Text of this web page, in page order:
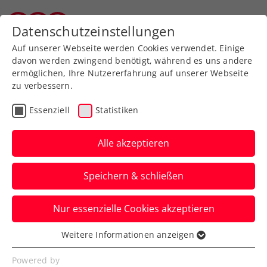
Zurück zur Newsübersicht
Turniere
ALPSTAR 44.
International Spring
Bowl: Hipfl steht vor
Heimtriumph
Alexandra Zimmer ist hingegen im
Halbfinale des ITF-Jugendturniers in St.
Pölten ausgeschieden.
Datenschutzeinstellungen
Auf unserer Webseite werden Cookies verwendet. Einige
davon werden zwingend benötigt, während es uns andere
ermöglichen, Ihre Nutzererfahrung auf unserer Webseite
zu verbessern.
Essenziell Statistiken
Alle akzeptieren
Speichern & schließen
Nur essenzielle Cookies akzeptieren
Essenziell
Essenzielle Cookies werden für grundlegende
Weitere Informationen anzeigen
Powered by